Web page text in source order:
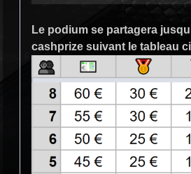
Le podium se partagera
cashprize suivant le tableau